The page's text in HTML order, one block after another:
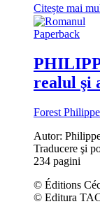
Citește mai
Paperback
realul şi
Forest Philippe
Autor:
Traducere şi
234 pagini
© Éditions
© Editura